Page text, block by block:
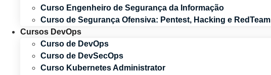
Curso Engenheiro de Segurança da Informação
Curso de Segurança Ofensiva: Pentest, Hacking e RedTeam
Cursos DevOps
Curso de DevOps
Curso de DevSecOps
Curso Kubernetes Administrator